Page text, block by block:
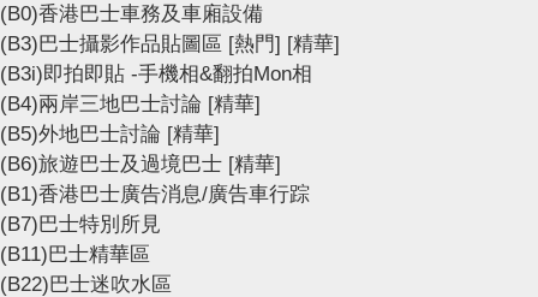
(B0)香港巴士車務及車廂設備
(B3)巴士攝影作品貼圖區 [熱門] [精華]
(B3i)即拍即貼 -手機相&翻拍Mon相
(B4)兩岸三地巴士討論 [精華]
(B5)外地巴士討論 [精華]
(B6)旅遊巴士及過境巴士 [精華]
(B1)香港巴士廣告消息/廣告車行踪
(B7)巴士特別所見
(B11)巴士精華區
(B22)巴士迷吹水區